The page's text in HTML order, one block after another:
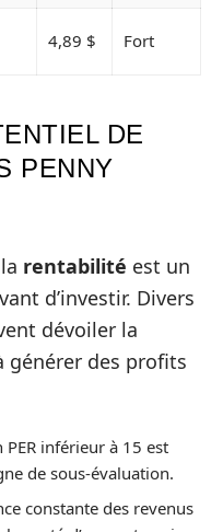
4,89 $ Fort
DE
PENNY
rentabilité est un
d’investir. Divers
dévoiler la
générer des profits
PER inférieur à 15 est
de sous-évaluation.
constante des revenus